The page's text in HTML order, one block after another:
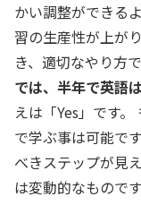
かい調整ができる
習の生産性が上が
き、適切なやり方
では、半年で英語
えは「Yes」です
で学ぶ事は可能で
べきステップが見
は変動的なもので